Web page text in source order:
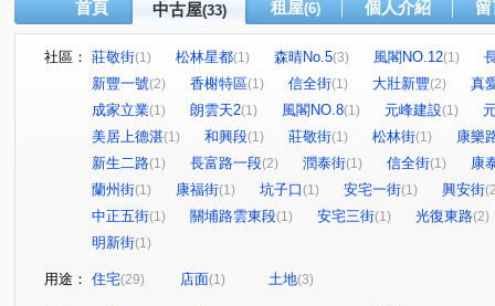
首頁 中古屋(33) 租屋(6) 個人介紹
社區： 莊敬街(1) 松林星都(1) 森晴No.5(3) 風閣NO.12(1)
新豐一號(2) 香榭特區(1) 信全街(1) 大壯新豐(2)
真
成家立業(1) 朗雲天2(1) 風閣NO.8(1) 元峰建設(1)
美居上德湛(1) 和興段(1) 莊敬街(1) 松林街(1)
康樂
新生二路(1) 長富路一段(2) 潤泰街(1) 信全街(1)
康
蘭州街(1) 康福街(1) 坑子口 (1) 安宅一街(1) 興安街
中正五街(1) 關埔路雲東段(1) 安宅三街(1) 光復東路(2)
明新街(1)
用途： 住宅(29) 店面(1) 土地(3)